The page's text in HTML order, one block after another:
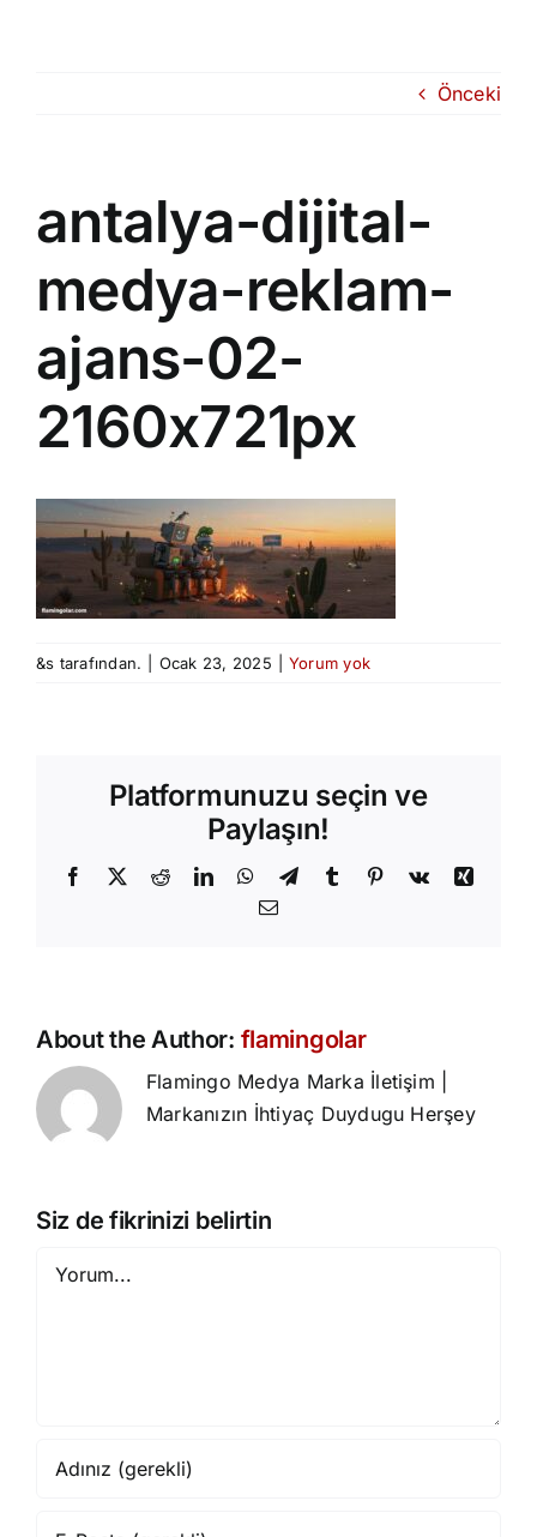
Önceki
antalya-dijital-
medya-reklam-
ajans-02-
2160x721px
&s tarafından. Ocak 23, 2025 Yorum yok
Platformunuzu seçin ve
Paylaşın!
Facebook
X RedditLinkedInWhatsApp
TelegramTumblr Pinterest
Vk
Xing
E-
About the Author: flamingolar
Flamingo Medya Marka İletişim |
Markanızın İhtiyaç Duydugu Herşey
Siz de fikrinizi belirtin
Yorum